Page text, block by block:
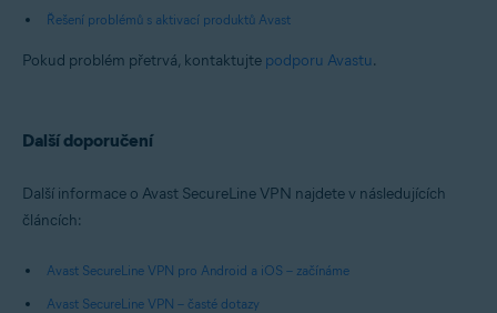
Řešení problémů s aktivací produktů Avast
Pokud problém přetrvá, kontaktujte podporu Avastu.
Další doporučení
Další informace o Avast SecureLine VPN najdete v následujících
článcích:
Avast SecureLine VPN pro Android a iOS – začínáme
Avast SecureLine VPN – časté dotazy